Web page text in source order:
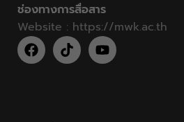
ช่องทางการสื่อสาร
Website : https://mwk.ac.th